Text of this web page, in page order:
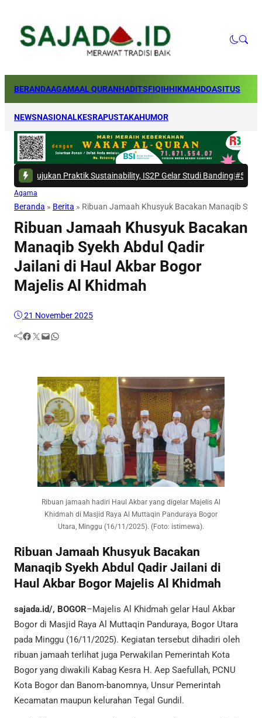
BERANDAAGAMAAL QURANHADITSFIQIHHIKMAHDOASITUS
NEWSNASIONALKESRAPUSTAKAHUMOR
Praktik Sustainability, IS2P Gelar Studi Banding|#5 -ASHURI
Agama
Beranda » Berita » Ribuan Jamaah Khusyuk Bacakan Manaqib
Ribuan Jamaah Khusyuk Bacakan
Manaqib Syekh Abdul Qadir
Jailani di Haul Akbar Bogor
Majelis Al Khidmah
21 November 2025
Facebook Twitter Mail WhatsApp
Ribuan jamaah hadiri Haul Akbar yang digelar Majelis Al
Khidmah di Masjid Raya Al Muttaqin Panduraya Bogor
Utara, Minggu (16/11/2025). (Foto: istimewa).
Ribuan Jamaah Khusyuk Bacakan
Manaqib Syekh Abdul Qadir Jailani di
Haul Akbar Bogor Majelis Al Khidmah
sajada.id/, BOGOR–Majelis Al Khidmah gelar Haul Akbar
Bogor di Masjid Raya Al Muttaqin Panduraya, Bogor Utara
pada Minggu (16/11/2025). Kegiatan tersebut dihadiri oleh
ribuan jamaah terlihat juga Perwakilan Pemerintah Kota
Bogor yang diwakili Kabag Kesra H. Aep Saefullah, PCNU
Kota Bogor dan Banom-banomnya, Unsur Pemerintah
Kecamatan maupun kelurahan Tegal Gundil.